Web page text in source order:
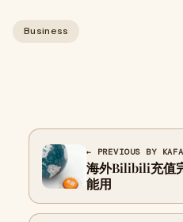
Business
← PREVIOUS BY
海外Bilibili充值
能用